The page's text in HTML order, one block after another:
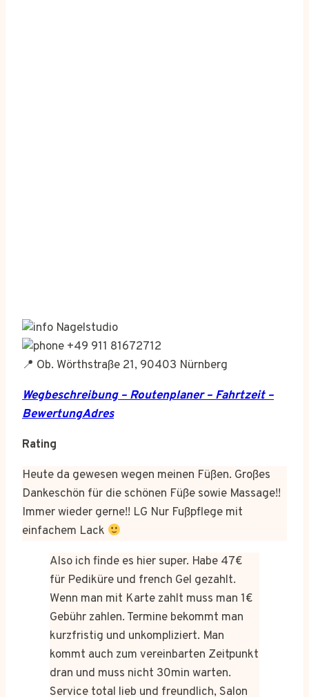
Nagelstudio
+49 911 81672712
📍 Ob. Wörthstraße 21, 90403 Nürnberg
Wegbeschreibung – Routenplaner – Fahrtzeit –
BewertungAdres
Rating
Heute da gewesen wegen meinen Füßen. Großes
Dankeschön für die schönen Füße sowie Massage!!
Immer wieder gerne!! LG Nur Fußpflege mit
einfachem Lack
Also ich finde es hier super. Habe 47€
für Pediküre und french Gel gezahlt.
Wenn man mit Karte zahlt muss man 1€
Gebühr zahlen. Termine bekommt man
kurzfristig und unkompliziert. Man
kommt auch zum vereinbarten Zeitpunkt
dran und muss nicht 30min warten.
Service total lieb und freundlich, Salon